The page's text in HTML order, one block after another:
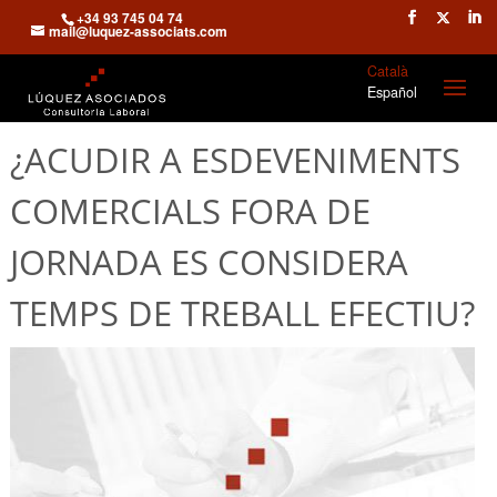
+34 93 745 04 74
mail@luquez-associats.com
Català
Español
¿ACUDIR A ESDEVENIMENTS
COMERCIALS FORA DE
JORNADA ES CONSIDERA
TEMPS DE TREBALL EFECTIU?